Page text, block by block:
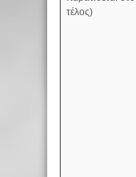
τέλος)